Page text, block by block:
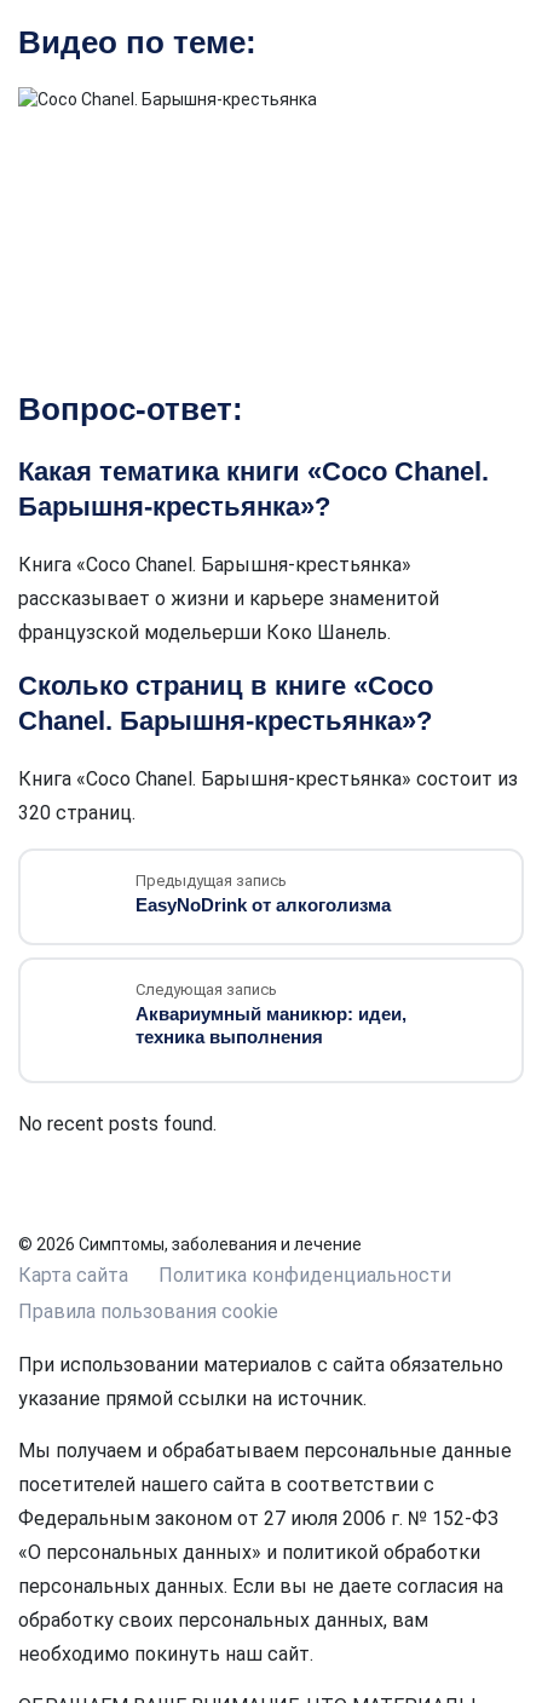
Видео по теме:
Вопрос-ответ:
Какая тематика книги «Coco Chanel.
Барышня-крестьянка»?
Книга «Coco Chanel. Барышня-крестьянка»
рассказывает о жизни и карьере знаменитой
французской модельерши Коко Шанель.
Сколько страниц в книге «Coco
Chanel. Барышня-крестьянка»?
Книга «Coco Chanel. Барышня-крестьянка» состоит из
320 страниц.
Предыдущая запись
EasyNoDrink от алкоголизма
Следующая запись
Аквариумный маникюр: идеи,
техника выполнения
No recent posts found.
© 2026 Симптомы, заболевания и лечение
Карта сайта
Политика конфиденциальности
Правила пользования cookie
При использовании материалов с сайта обязательно
указание прямой ссылки на источник.
Мы получаем и обрабатываем персональные данные
посетителей нашего сайта в соответствии с
Федеральным законом от 27 июля 2006 г. № 152-ФЗ
«О персональных данных» и политикой обработки
персональных данных. Если вы не даете согласия на
обработку своих персональных данных, вам
необходимо покинуть наш сайт.